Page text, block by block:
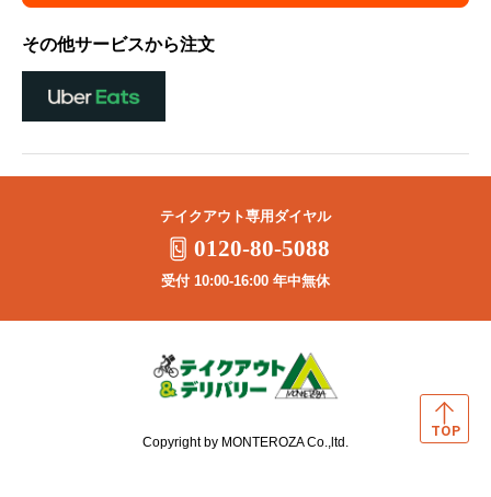
その他サービスから注文
テイクアウト専用ダイヤル
0120-80-5088
受付 10:00-16:00 年中無休
Copyright by MONTEROZA Co.,ltd.